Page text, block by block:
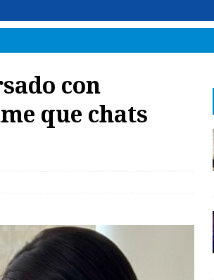
con
que chats